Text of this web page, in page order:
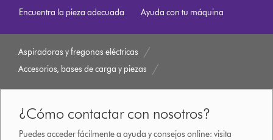
Encuentra la pieza adecuada Ayuda con tu máquina
Aspiradoras y fregonas eléctricas
Accesorios, bases de carga y piezas
¿Cómo contactar con nosotros?
Puedes acceder fácilmente a ayuda y consejos online: visita